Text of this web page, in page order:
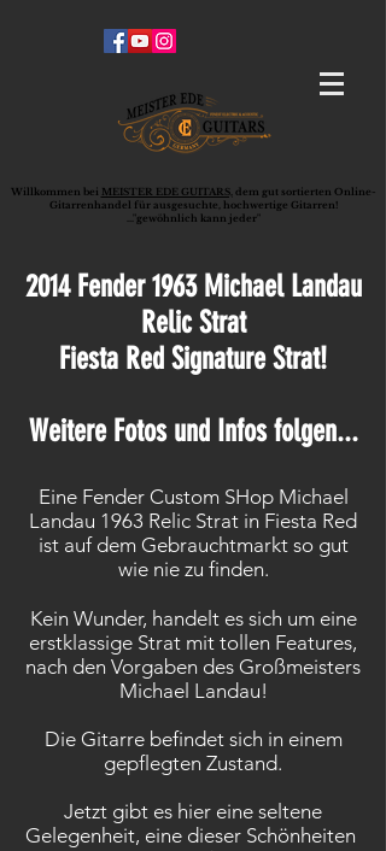
Willkommen bei MEISTER EDE GUITARS,dem gut sortierten Online-
G ita rrenhandel für ausgesuchte, hochwertige Gitarren!
..."gewöhnlich kann jeder"
2014 Fender 1963 Michael Landau
Relic Strat
Fiesta Red Signature Strat!
Weitere Fotos und Infos folgen...
Eine Fender Custom SHop Michael
Landau 1963 Relic Strat in Fiesta Red
ist auf dem Gebrauchtmarkt so gut
wie nie zu finden.
Kein Wunder, handelt es sich um eine
erstklassige Strat mit tollen Features,
nach den Vorgaben des Großmeisters
Michael Landau!
Die Gitarre befindet sich in einem
gepflegten Zustand.
Jetzt gibt es hier eine seltene
Gelegenheit, eine dieser Schönheiten